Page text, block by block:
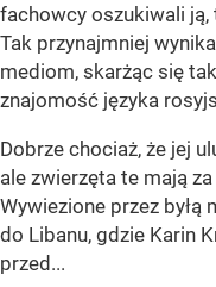
fachowcy oszukiwali
Tak przynajmniej
mediom, skarżąc się
znajomość języka
Dobrze chociaż, że jej
ale zwierzęta te mają
Wywiezione przez
do Libanu, gdzie Karin
przed...